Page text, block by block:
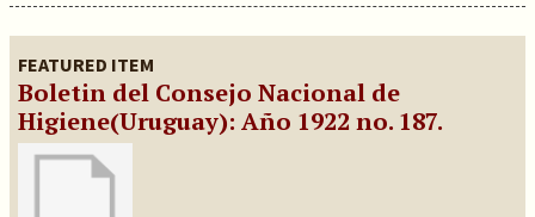
FEATURED ITEM
Boletin del Consejo Nacional de
Higiene(Uruguay): Año 1922 no. 187.